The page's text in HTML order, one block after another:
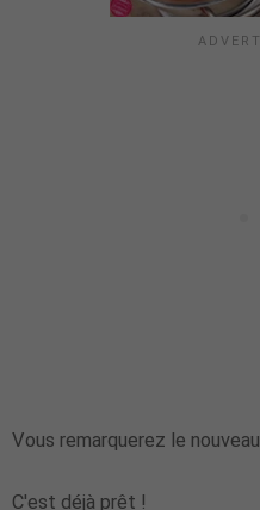
Vous remarquerez le nouveau
C'est déjà prêt !